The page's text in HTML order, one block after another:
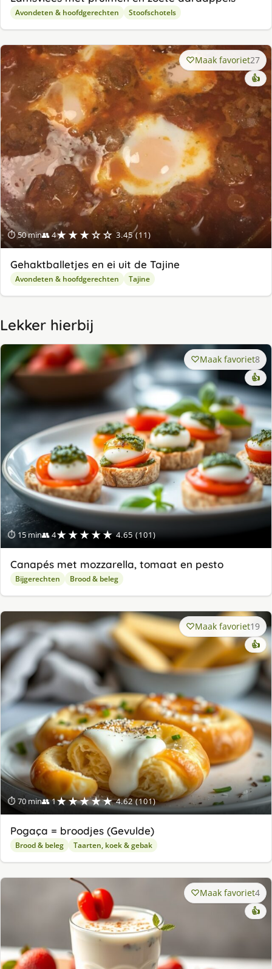
Avondeten & hoofdgerechten Stoofschotels
⏱ 50 min👥 4★★★☆☆ 3.45 (11)
Maak favoriet27
👍
Gehaktballetjes en ei uit de Tajine
Avondeten & hoofdgerechten Tajine
Lekker hierbij
⏱ 15 min👥 4★★★★★ 4.65 (101)
Maak favoriet8
👍
Canapés met mozzarella, tomaat en pesto
Bijgerechten Brood & beleg
⏱ 70 min👥 1★★★★★ 4.62 (101)
Maak favoriet19
👍
Pogaça = broodjes (Gevulde)
Brood & beleg Taarten, koek & gebak
Maak favoriet4
👍